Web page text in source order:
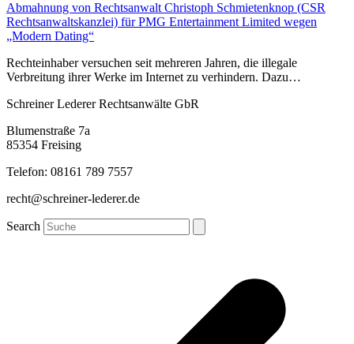
Abmahnung von Rechtsanwalt Christoph Schmietenknop (CSR
Rechtsanwaltskanzlei) für PMG Entertainment Limited wegen
„Modern Dating“
Rechteinhaber versuchen seit mehreren Jahren, die illegale
Verbreitung ihrer Werke im Internet zu verhindern. Dazu…
Schreiner Lederer Rechtsanwälte GbR
Blumenstraße 7a
85354 Freising
Telefon: 08161 789 7557
recht@schreiner-lederer.de
Search